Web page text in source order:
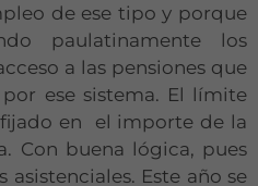
de ese tipo y porque
paulatinamente los
a las pensiones que
ese sistema. El límite
en el importe de la
Con buena lógica, pues
asistenciales. Este año se